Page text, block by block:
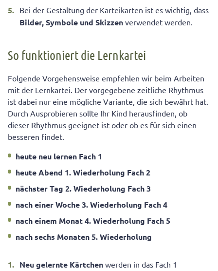
Bei der Gestaltung der Karteikarten ist es wichtig, dass
Bilder, Symbole und Skizzen verwendet werden.
So funktioniert die Lernkartei
Folgende Vorgehensweise empfehlen wir beim Arbeiten
mit der Lernkartei. Der vorgegebene zeitliche Rhythmus
ist dabei nur eine mögliche Variante, die sich bewährt hat.
Durch Ausprobieren sollte Ihr Kind herausfinden, ob
dieser Rhythmus geeignet ist oder ob es für sich einen
besseren findet.
heute neu lernen Fach 1
heute Abend 1. Wiederholung Fach 2
nächster Tag 2. Wiederholung Fach 3
nach einer Woche 3. Wiederholung Fach 4
nach einem Monat 4. Wiederholung Fach 5
nach sechs Monaten 5. Wiederholung
Neu gelernte Kärtchen werden in das Fach 1